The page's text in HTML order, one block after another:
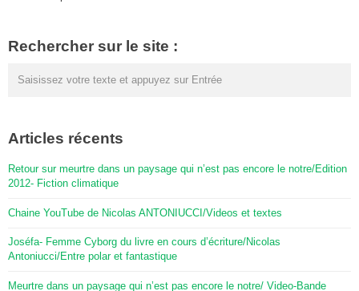
Rechercher sur le site :
Articles récents
Retour sur meurtre dans un paysage qui n’est pas encore le notre/Edition
2012- Fiction climatique
Chaine YouTube de Nicolas ANTONIUCCI/Videos et textes
Joséfa- Femme Cyborg du livre en cours d’écriture/Nicolas
Antoniucci/Entre polar et fantastique
Meurtre dans un paysage qui n’est pas encore le notre/ Video-Bande